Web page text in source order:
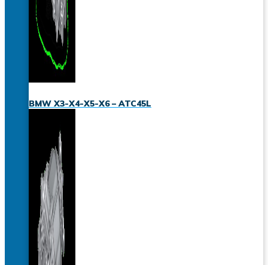
BMW X3-X4-X5-X6 – ATC45L